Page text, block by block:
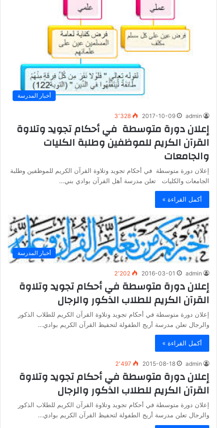
أخبار المدرسة
admin
2017-10-09 3٬328
إعلان دورة متوسطة في أحكام تجويد وتلاوة
القرآن الكريم للموظفين وطلبة الكليات
والجامعات
إعلان دورة متوسطة في أحكام تجويد وتلاوة القرآن الكريم للموظفين وطلبة
الجامعات والكليات تعلن مدرسة أهل القرآن بوادي بني…
أكمل القراءة »
أخبار المدرسة
admin
2016-03-01 2٬202
إعلان دورة متوسطة في أحكام تجويد وتلاوة
القرآن الكريم للطلاب الذكور والرجال
إعلان دورة متوسطة في أحكام تجويد وتلاوة القرآن الكريم للطلاب الذكور
والرجال تعلن مدرسة أريج الطفولة لتحفيظ القرآن الكريم بوادي…
أكمل القراءة »
admin
2015-08-18 2٬497
إعلان دورة متوسطة في أحكام تجويد وتلاوة
القرآن الكريم للطلاب الذكور والرجال
إعلان دورة متوسطة في أحكام تجويد وتلاوة القرآن الكريم للطلاب الذكور
والرجال تعلن مدرسة أريج الطفولة لتحفيظ القرآن الكريم بوادي…